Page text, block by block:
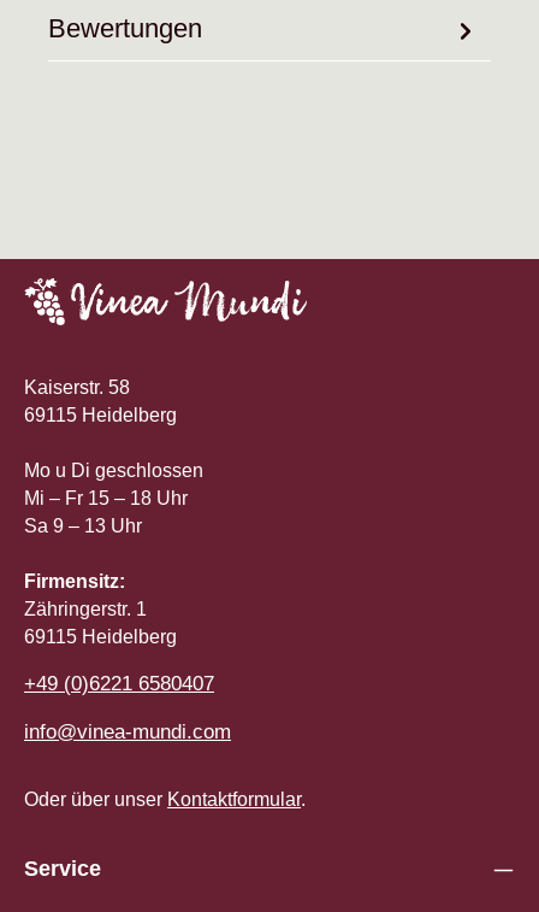
Bewertungen
Kaiserstr. 58
69115 Heidelberg
Mo u Di geschlossen
Mi – Fr 15 – 18 Uhr
Sa 9 – 13 Uhr
Firmensitz:
Zähringerstr. 1
69115 Heidelberg
+49 (0)6221 6580407
info@vinea-mundi.com
Oder über unser Kontaktformular.
Service